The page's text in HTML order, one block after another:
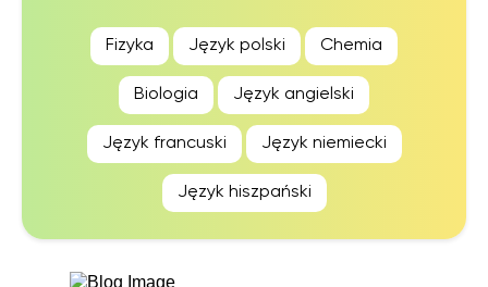
Fizyka Język polski Chemia
Biologia Język angielski
Język francuski Język niemiecki
Język hiszpański